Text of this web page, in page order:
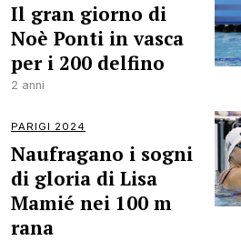
Il gran giorno di
Noè Ponti in vasca
per i 200 delfino
2 anni
PARIGI 2024
Naufragano i sogni
di gloria di Lisa
Mamié nei 100 m
rana